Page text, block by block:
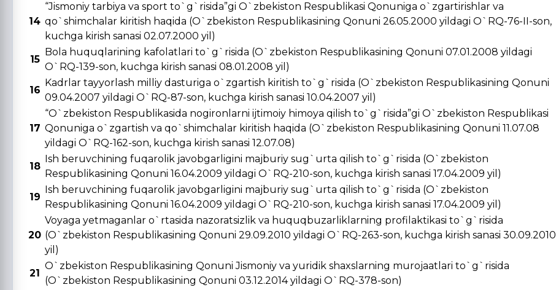
14
“Jismoniy tarbiya va sport to`g`risida”gi O`zbekiston Respublikasi Qonuniga o`zgartirishlar va
qo`shimchalar kiritish haqida (O`zbekiston Respublikasining Qonuni 26.05.2000 yildagi O`RQ-76-II-son,
kuchga kirish sanasi 02.07.2000 yil)
15
Bola huquqlarining kafolatlari to`g`risida (O`zbekiston Respublikasining Qonuni 07.01.2008 yildagi
O`RQ-139-son, kuchga kirish sanasi 08.01.2008 yil)
16
Kadrlar tayyorlash milliy dasturiga o`zgartish kiritish to`g`risida (O`zbekiston Respublikasining Qonuni
09.04.2007 yildagi O`RQ-87-son, kuchga kirish sanasi 10.04.2007 yil)
17
“O`zbekiston Respublikasida nogironlarni ijtimoiy himoya qilish to`g`risida”gi O`zbekiston Respublikasi
Qonuniga o`zgartish va qo`shimchalar kiritish haqida (O`zbekiston Respublikasining Qonuni 11.07.08
yildagi O`RQ-162-son, kuchga kirish sanasi 12.07.08)
18
Ish beruvchining fuqarolik javobgarligini majburiy sug`urta qilish to`g`risida (O`zbekiston
Respublikasining Qonuni 16.04.2009 yildagi O`RQ-210-son, kuchga kirish sanasi 17.04.2009 yil)
19
Ish beruvchining fuqarolik javobgarligini majburiy sug`urta qilish to`g`risida (O`zbekiston
Respublikasining Qonuni 16.04.2009 yildagi O`RQ-210-son, kuchga kirish sanasi 17.04.2009 yil)
20
Voyaga yetmaganlar o`rtasida nazoratsizlik va huquqbuzarliklarning profilaktikasi to`g`risida
(O`zbekiston Respublikasining Qonuni 29.09.2010 yildagi O`RQ-263-son, kuchga kirish sanasi 30.09.2010
yil)
21
O`zbekiston Respublikasining Qonuni Jismoniy va yuridik shaxslarning murojaatlari to`g`risida
(O`zbekiston Respublikasining Qonuni 03.12.2014 yildagi O`RQ-378-son)